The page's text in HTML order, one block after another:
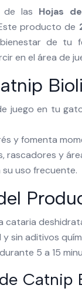
de las Hojas
producto de
de tu
en el área de
juego en tu
y fomenta
rascadores y
uso frecuente.
cataria
sin aditivos
5 a 15
Catnip